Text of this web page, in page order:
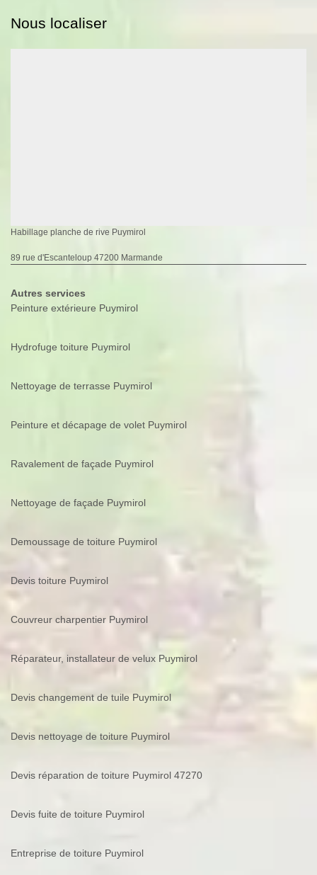
Nous localiser
Habillage planche de rive Puymirol
89 rue d'Escanteloup 47200 Marmande
Autres services
Peinture extérieure Puymirol
Hydrofuge toiture Puymirol
Nettoyage de terrasse Puymirol
Peinture et décapage de volet Puymirol
Ravalement de façade Puymirol
Nettoyage de façade Puymirol
Demoussage de toiture Puymirol
Devis toiture Puymirol
Couvreur charpentier Puymirol
Réparateur, installateur de velux Puymirol
Devis changement de tuile Puymirol
Devis nettoyage de toiture Puymirol
Devis réparation de toiture Puymirol 47270
Devis fuite de toiture Puymirol
Entreprise de toiture Puymirol